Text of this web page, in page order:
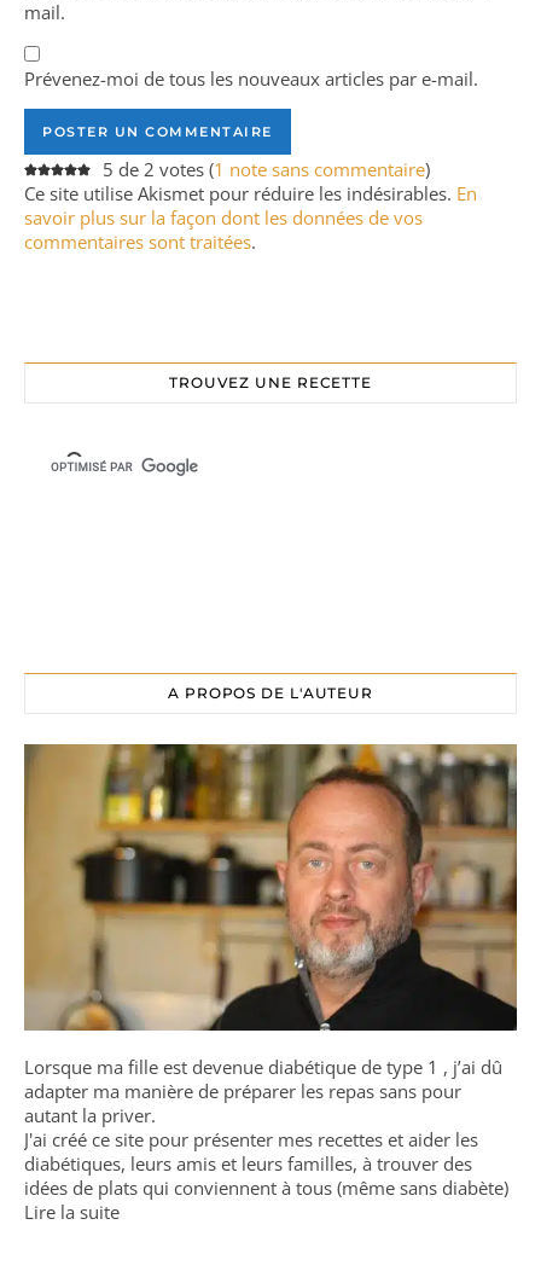
mail.
Prévenez-moi de tous les nouveaux articles par e-mail.
5 de 2 votes (1 note sans commentaire)
Ce site utilise Akismet pour réduire les indésirables. En
savoir plus sur la façon dont les données de vos
commentaires sont traitées.
TROUVEZ UNE RECETTE
A PROPOS DE L'AUTEUR
Lorsque ma fille est devenue diabétique de type 1 , j’ai dû
adapter ma manière de préparer les repas sans pour
autant la priver.
J'ai créé ce site pour présenter mes recettes et aider les
diabétiques, leurs amis et leurs familles, à trouver des
idées de plats qui conviennent à tous (même sans diabète)
Lire la suite